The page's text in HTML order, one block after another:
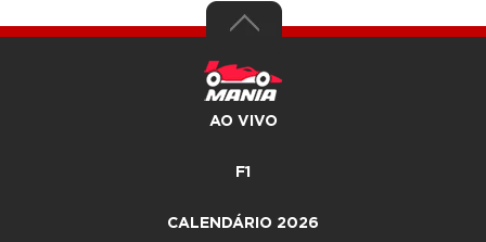
AO VIVO
F1
CALENDÁRIO 2026